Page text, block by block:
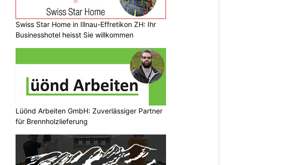
Swiss Star Home in Illnau-Effretikon ZH: Ihr
Businesshotel heisst Sie willkommen
Lüönd Arbeiten GmbH: Zuverlässiger Partner
für Brennholzlieferung